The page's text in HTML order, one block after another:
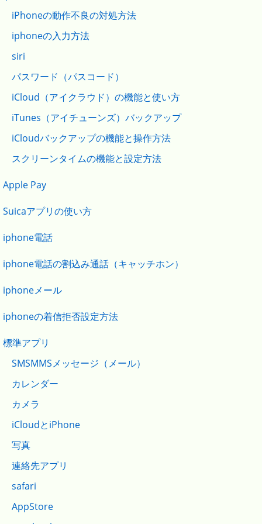
iPhoneの動作不良の対処方法
iphoneの入力方法
siri
パスワード（パスコード）
iCloud（アイクラウド）の機能と使い方
iTunes（アイチューンズ）バックアップ
iCloudバックアップの機能と操作方法
スクリーンタイムの機能と設定方法
Apple Pay
Suicaアプリの使い方
iphone電話
iphone電話の割込み通話（キャッチホン）
iphoneメール
iphoneの着信拒否設定方法
標準アプリ
SMSMMSメッセージ（メール）
カレンダー
カメラ
iCloudとiPhone
写真
連絡先アプリ
safari
AppStore